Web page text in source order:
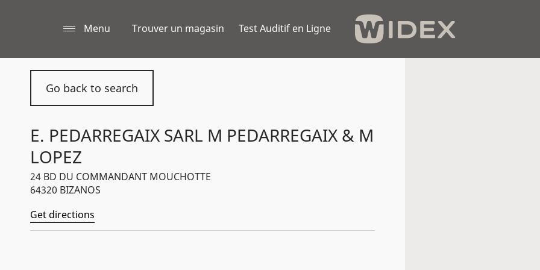
Menu Trouver un magasin Test Auditif en Ligne
Go back to search
E. PEDARREGAIX SARL M PEDARREGAIX & M
LOPEZ
24 BD DU COMMANDANT MOUCHOTTE
64320 BIZANOS
Get directions